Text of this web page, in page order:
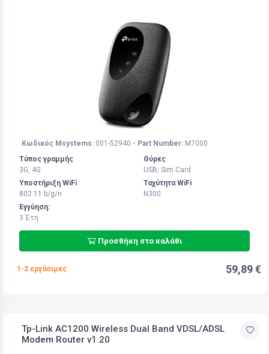
Κωδικός Msystems: 001-52940 - Part Number: M7000
Τύπος γραμμής
3G, 4G
Θύρες
USB, Sim Card
Υποστήριξη WiFi
802.11 b/g/n
Ταχύτητα WiFi
N300
Εγγύηση:
3 Έτη
Προσθήκη στο καλάθι
1-2 εργάσιμες 59,89 €
Tp-Link AC1200 Wireless Dual Band VDSL/ADSL
Modem Router v1.20